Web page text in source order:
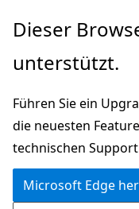
Zu
wechseln
Dieser
unterstützt.
Führen Sie ein
die neuesten
technischen
Microsoft Edge